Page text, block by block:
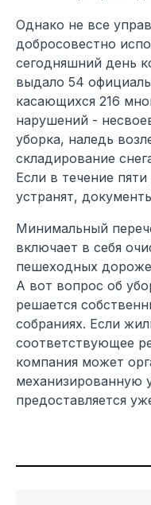
Однако не все
добросовестно
сегодняшний день
выдало 54
касающихся 216
нарушений -
уборка, наледь
складирование
Если в течение
устранят,
Минимальный
включает в себя
пешеходных
А вот вопрос об
решается
собраниях. Если
соответствующее
компания может
механизированную
предоставляется